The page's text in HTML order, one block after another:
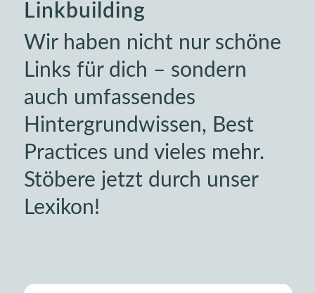
Linkbuilding
Wir haben nicht nur schöne
Links für dich – sondern
auch umfassendes
Hintergrundwissen, Best
Practices und vieles mehr.
Stöbere jetzt durch unser
Lexikon!